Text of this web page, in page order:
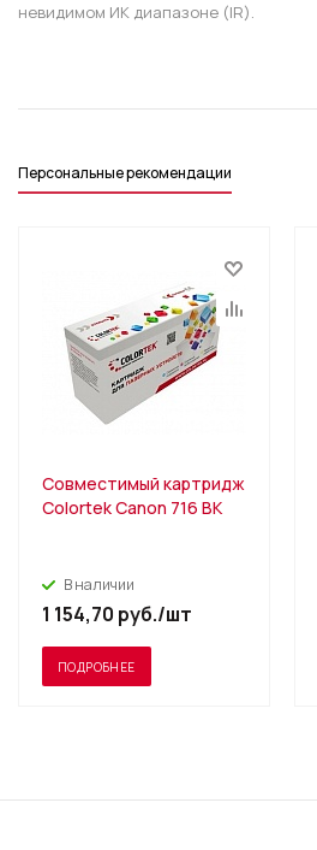
невидимом ИК диапазоне (IR).
Персональные рекомендации
Совместимый картридж
Colortek Canon 716 BK
В наличии
1 154,70 руб./шт
ПОДРОБНЕЕ